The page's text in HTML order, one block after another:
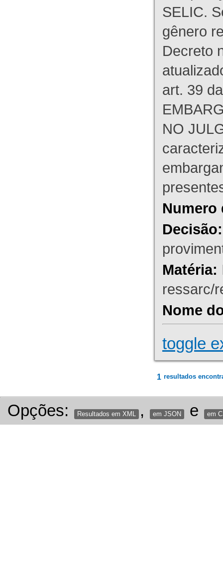
SELIC.
gênero
Decreto
art. 39
NO
Numero
Decisão:
Matéria:
ressarc/
Nome
toggle
1 resultados
Opções: Resultados em XML , em JSON e em